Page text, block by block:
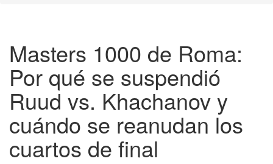
Masters 1000 de Roma:
Por qué se suspendió
Ruud vs. Khachanov y
cuándo se reanudan los
cuartos de final